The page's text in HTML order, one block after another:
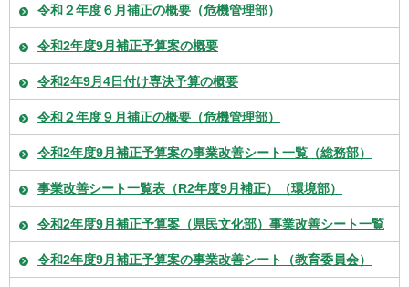
令和２年度６月補正の概要（危機管理部）
令和2年度9月補正予算案の概要
令和2年9月4日付け専決予算の概要
令和２年度９月補正の概要（危機管理部）
令和2年度9月補正予算案の事業改善シート一覧（総務部）
事業改善シート一覧表（R2年度9月補正）（環境部）
令和2年度9月補正予算案（県民文化部）事業改善シート一覧
令和2年度9月補正予算案の事業改善シート（教育委員会）